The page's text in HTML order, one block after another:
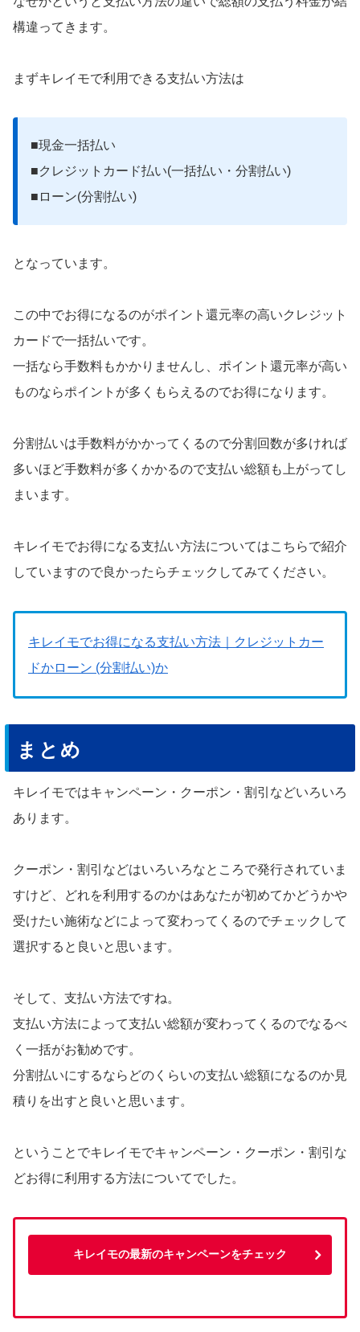
構違ってきます。
まずキレイモで利用できる支払い方法は
■現金一括払い
■クレジットカード払い(一括払い・分割払い)
■ローン(分割払い)
となっています。
この中でお得になるのがポイント還元率の高いクレジット
カードで一括払いです。
一括なら手数料もかかりませんし、ポイント還元率が高い
ものならポイントが多くもらえるのでお得になります。
分割払いは手数料がかかってくるので分割回数が多ければ
多いほど手数料が多くかかるので支払い総額も上がってし
まいます。
キレイモでお得になる支払い方法についてはこちらで紹介
していますので良かったらチェックしてみてください。
キレイモでお得になる支払い方法｜クレジットカー
ドかローン (分割払い)か
まとめ
キレイモではキャンペーン・クーポン・割引などいろいろ
あります。
クーポン・割引などはいろいろなところで発行されていま
すけど、どれを利用するのかはあなたが初めてかどうかや
受けたい施術などによって変わってくるのでチェックして
選択すると良いと思います。
そして、支払い方法ですね。
支払い方法によって支払い総額が変わってくるのでなるべ
く一括がお勧めです。
分割払いにするならどのくらいの支払い総額になるのか見
積りを出すと良いと思います。
ということでキレイモでキャンペーン・クーポン・割引な
どお得に利用する方法についてでした。
キレイモの最新のキャンペーンをチェック